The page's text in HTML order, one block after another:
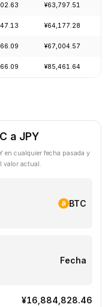
¥63,797.51
¥64,177.28
¥67,004.57
¥85,461.64
a JPY
en cualquier fecha pasada y
valor actual.
BTC
Fecha
¥16,884,828.46